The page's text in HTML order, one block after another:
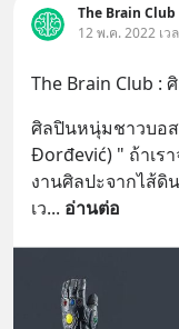
The Brain Club
12 พ.ค. 2022 เว
The Brain Club :
ศิลปินหนุ่มชาวบอส
Đorđević) " ถ้าเร
งานศิลปะจากไส้ดิ
เว... อ่านต่อ